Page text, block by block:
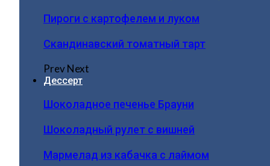
Пироги c картофелем и луком
Скандинавский томатный тарт
PrevNext
Дессерт
Шоколадное печенье Брауни
Шоколадный рулет с вишней
Мармелад из кабачка с лаймом